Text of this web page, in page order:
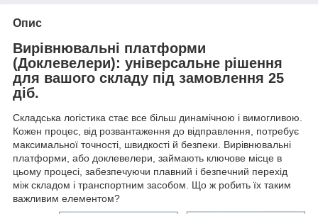
Опис
Вирівнювальні платформи
(Доклевелери): універсальне рішення
для вашого складу під замовлення 25
діб.
Складська логістика стає все більш динамічною і вимогливою.
Кожен процес, від розвантаження до відправлення, потребує
максимальної точності, швидкості й безпеки. Вирівнювальні
платформи, або доклевелери, займають ключове місце в
цьому процесі, забезпечуючи плавний і безпечний перехід
між складом і транспортним засобом. Що ж робить їх таким
важливим елементом?